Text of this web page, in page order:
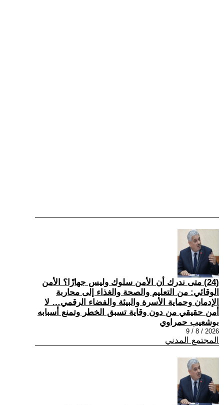
(24) متى ندرك أن الأمن سلوك وليس جهازًا؟ الأمن
الوقائي: من التعليم والصحة والغذاء إلى محاربة
الإدمان وحماية الأسرة والبيئة والفضاء الرقمي… لا
أمن حقيقي من دون وقاية تسبق الخطر وتمنع أسبابه
بوشعيب حمراوي
2026 / 8 / 9
المجتمع المدني